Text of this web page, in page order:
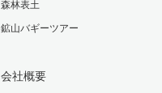
森林表土
鉱山バギーツアー
会社概要